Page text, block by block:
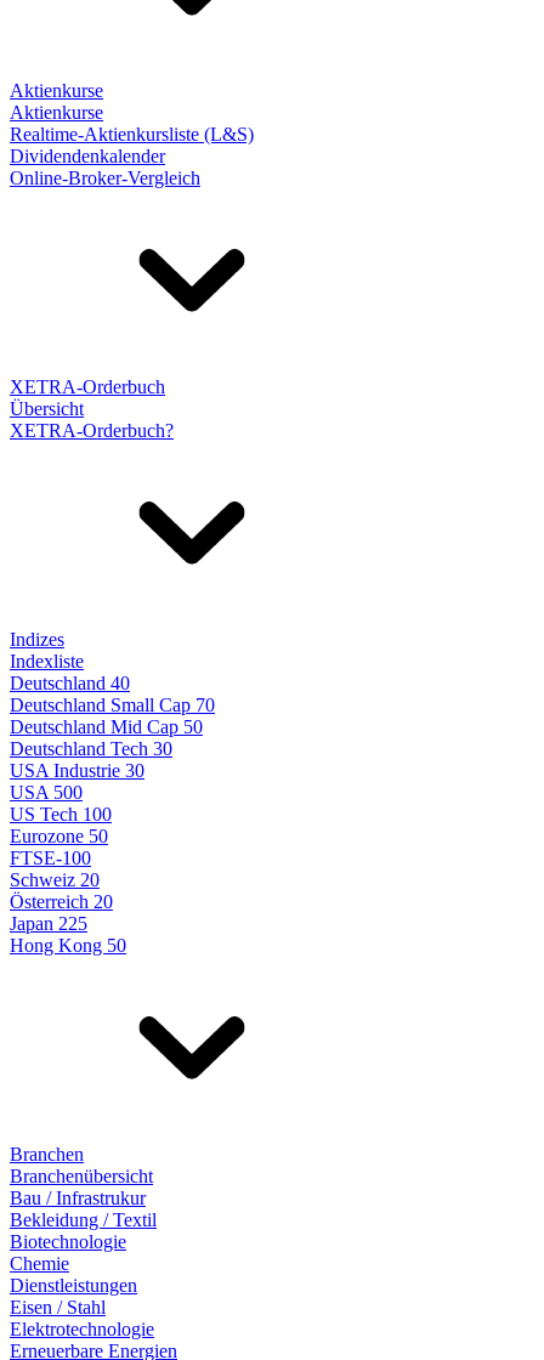
Aktienkurse
Aktienkurse
Realtime-Aktienkursliste (L&S)
Dividendenkalender
Online-Broker-Vergleich
XETRA-Orderbuch
Übersicht
XETRA-Orderbuch?
Indizes
Indexliste
Deutschland 40
Deutschland Small Cap 70
Deutschland Mid Cap 50
Deutschland Tech 30
USA Industrie 30
USA 500
US Tech 100
Eurozone 50
FTSE-100
Schweiz 20
Österreich 20
Japan 225
Hong Kong 50
Branchen
Branchenübersicht
Bau / Infrastrukur
Bekleidung / Textil
Biotechnologie
Chemie
Dienstleistungen
Eisen / Stahl
Elektrotechnologie
Erneuerbare Energien